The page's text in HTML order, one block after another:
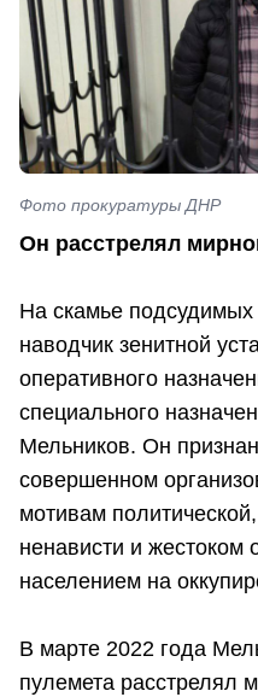
Фото прокуратуры ДНР
Он расстрелял
На скамье подсудимых
наводчик зенитной
оперативного
специального
Мельников. Он
совершенном
мотивам
ненависти и жестоком
населением на
В марте 2022 года
пулемета расстрелял